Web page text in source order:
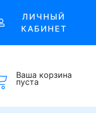
ЛИЧНЫЙ
КАБИНЕТ
Ваша корзина
пуста